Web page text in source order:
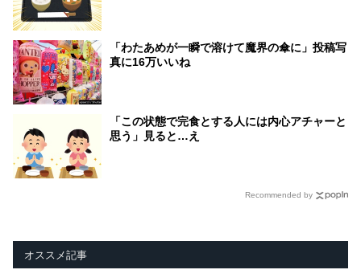
「わたあめが一瞬で溶けて魔界の傘に」投稿写
真に16万いいね
「この状態で完食とする人には内心アチャーと
思う」見ると…え
Recommended by
オススメ記事